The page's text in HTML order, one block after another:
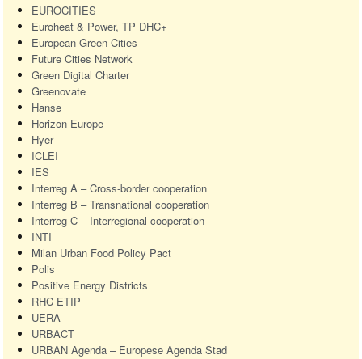
EUROCITIES
Euroheat & Power, TP DHC+
European Green Cities
Future Cities Network
Green Digital Charter
Greenovate
Hanse
Horizon Europe
Hyer
ICLEI
IES
Interreg A – Cross-border cooperation
Interreg B – Transnational cooperation
Interreg C – Interregional cooperation
INTI
Milan Urban Food Policy Pact
Polis
Positive Energy Districts
RHC ETIP
UERA
URBACT
URBAN Agenda – Europese Agenda Stad